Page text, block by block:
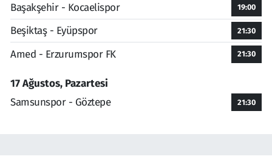
Başakşehir - Kocaelispor
19:00
Beşiktaş - Eyüpspor 21:30
Amed - Erzurumspor FK 21:30
17 Ağustos, Pazartesi
Samsunspor - Göztepe
21:30